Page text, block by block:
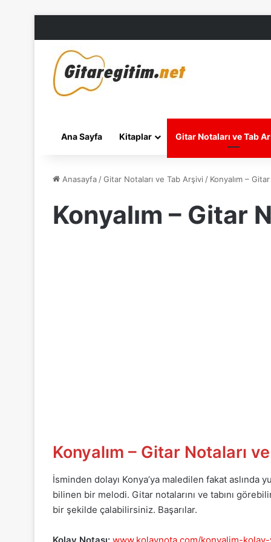
Ana Sayfa Kitaplar Gitar Notaları ve Tab
Anasayfa /Gitar Notaları ve Tab Arşivi / Konyalım –
Konyalım – Gitar
Konyalım – Gitar Notaları
İsminden dolayı Konya’ya maledilen fakat aslında
bilinen bir melodi. Gitar notalarını ve tabını
bir şekilde çalabilirsiniz. Başarılar.
Kolay Notası: www.kolaynota.com/konyalim-